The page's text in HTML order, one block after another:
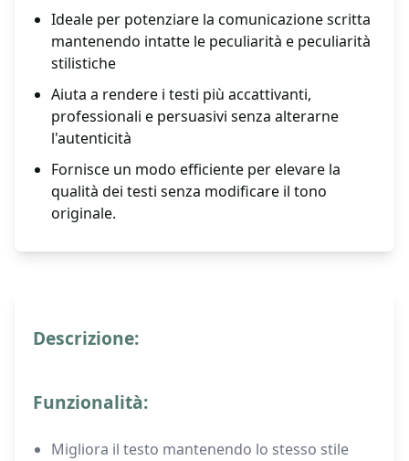
Ideale per potenziare la comunicazione scritta
mantenendo intatte le peculiarità e peculiarità
stilistiche
Aiuta a rendere i testi più accattivanti,
professionali e persuasivi senza alterarne
l'autenticità
Fornisce un modo efficiente per elevare la
qualità dei testi senza modificare il tono
originale.
Descrizione:
Funzionalità:
Migliora il testo mantenendo lo stesso stile